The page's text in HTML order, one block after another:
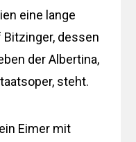
eine lange
dessen
der Albertina,
steht.
Eimer mit